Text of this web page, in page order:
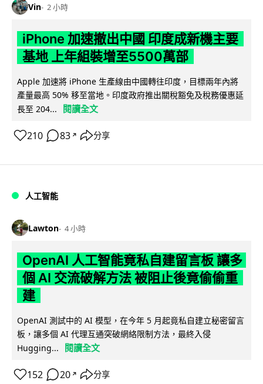
Vin 2 小時
iPhone 加速撤出中國 印度成新機主要
基地 上年組裝增至5500萬部
Apple 加速將 iPhone 生產線由中國轉往印度，目標兩年內將
產量最高 50% 移至當地。印度政府推出關稅豁免及稅務優惠延
長至 204...
閱讀全文
210 83 ↗ 分享
人工智能
Lawton 4 小時
OpenAI 人工智能竟私自建留言板 讓多
個 AI 交流破解方法 被阻止後竟偷偷重
建
OpenAI 測試中的 AI 模型，在今年 5 月起竟私自建立秘密留言
板，讓多個 AI 代理互通突破網絡限制方法，最終入侵
Hugging...
閱讀全文
152 20 ↗ 分享